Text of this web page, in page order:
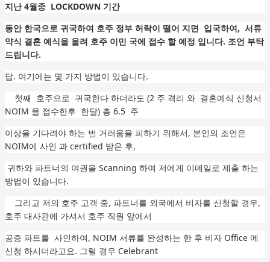
지난 4월중 LOCKDOWN 기간
동안 한국으로 귀국하여 호주 정부 허락이 떨어 지면 입국하여, 서류
약식 결혼 예식을 올려 호주 이민 국에 접수 할 예정 입니다. 조언 부탁
드립니다.
답. 여기에는 몇 가지 방법이 있습니다.
첫째 호주으로 귀국한다 하더라도 (2 주 격리 와 결혼예식 신청서
NOIM 을 접수한후 한달) 총 6.5 주
이상을 기다려야 하는 번 거러움을 피하기 위해서, 본인의 조언은
NOIM에 사인 과 certified 받은 후,
귀하와 파트너의 여권을 Scanning 하여 저에게 이메일로 제출 하는
방법이 있습니다.
그리고 저의 호주 고객 중, 파트너를 외국에서 비자를 신청할 경우,
호주 대사관에 가셔서 호주 직원 앞에서
공증 파트를 사인하여, NOIM 서류를 완성하는 한 후 비자 Office 에
신청 하시더라고요. 그럴 경우 Celebrant